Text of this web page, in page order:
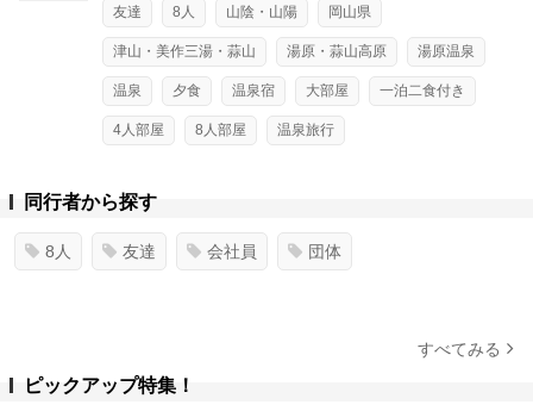
友達 8人 山陰・山陽 岡山県
津山・美作三湯・蒜山 湯原・蒜山高原 湯原温泉
温泉 夕食 温泉宿 大部屋 一泊二食付き
4人部屋 8人部屋 温泉旅行
同行者から探す
8人 友達 会社員 団体
すべてみる
ピックアップ特集！